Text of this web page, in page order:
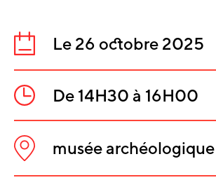
Date
:
Le 26 octobre 2025
Heure
:
De 14H30 à 16H00
Lieu
:
musée archéologique